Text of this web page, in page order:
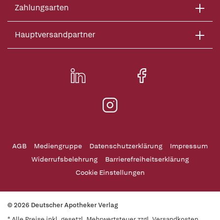
Zahlungsarten
Hauptversandpartner
AGB Mediengruppe Datenschutzerklärung
Impressum
Widerrufsbelehrung
Barrierefreiheitserklärung
Cookie Einstellungen
© 2026 Deutscher Apotheker Verlag